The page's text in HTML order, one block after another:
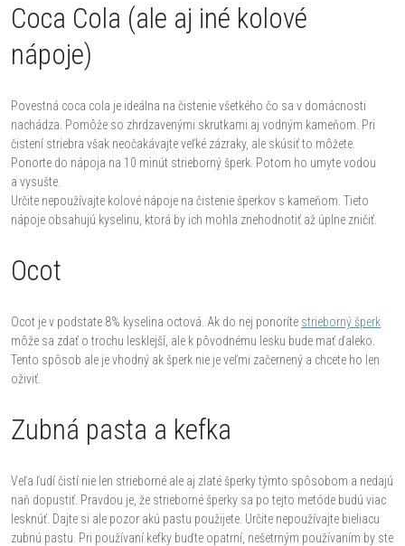
Coca Cola (ale aj iné kolové
nápoje)
Povestná coca cola je ideálna na čistenie všetkého čo sa v domácnosti
nachádza. Pomôže so zhrdzavenými skrutkami aj vodným kameňom. Pri
čistení striebra však neočakávajte veľké zázraky, ale skúsiť to môžete.
Ponorte do nápoja na 10 minút strieborný šperk. Potom ho umyte vodou
a vysušte.
Určite nepoužívajte kolové nápoje na čistenie šperkov s kameňom. Tieto
nápoje obsahujú kyselinu, ktorá by ich mohla znehodnotiť až úplne zničiť.
Ocot
Ocot je v podstate 8% kyselina octová. Ak do nej ponoríte strieborný šperk
môže sa zdať o trochu lesklejší, ale k pôvodnému lesku bude mať ďaleko.
Tento spôsob ale je vhodný ak šperk nie je veľmi začernený a chcete ho len
oživiť.
Zubná pasta a kefka
Veľa ľudí čistí nie len strieborné ale aj zlaté šperky týmto spôsobom a nedajú
naň dopustiť. Pravdou je, že strieborné šperky sa po tejto metóde budú viac
lesknúť. Dajte si ale pozor akú pastu použijete. Určite nepoužívajte bieliacu
zubnú pastu. Pri používaní kefky buďte opatrní, nešetrným používaním by ste